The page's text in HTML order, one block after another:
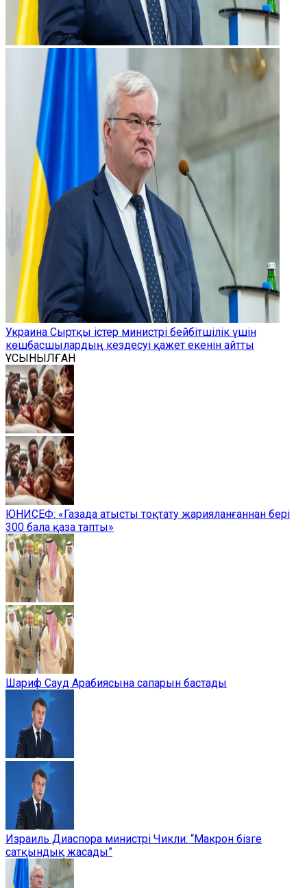
Украина Сыртқы істер министрі бейбітшілік үшін
көшбасшылардың кездесуі қажет екенін айтты
ҰСЫНЫЛҒАН
ЮНИСЕФ: «Газада атысты тоқтату жарияланғаннан бері
300 бала қаза тапты»
Шариф Сауд Арабиясына сапарын бастады
Израиль Диаспора министрі Чикли: “Макрон бізге
сатқындық жасады”